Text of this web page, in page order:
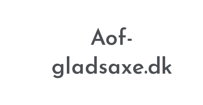
Aof-
gladsaxe.dk